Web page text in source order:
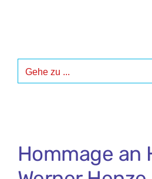
Gehe zu ...
Hommage an